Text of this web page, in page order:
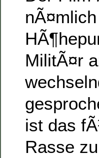
MilitÃ¤r
ist das
Rasse